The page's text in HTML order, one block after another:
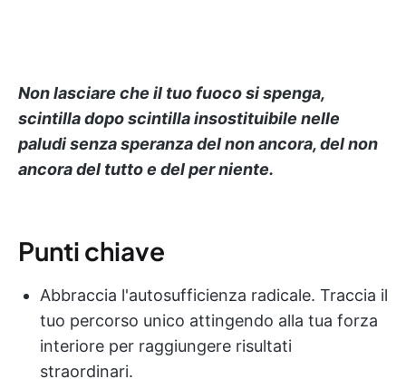
Non lasciare che il tuo fuoco si spenga,
scintilla dopo scintilla insostituibile nelle
paludi senza speranza del non ancora, del non
ancora del tutto e del per niente.
Punti chiave
Abbraccia l'autosufficienza radicale. Traccia il
tuo percorso unico attingendo alla tua forza
interiore per raggiungere risultati
straordinari.